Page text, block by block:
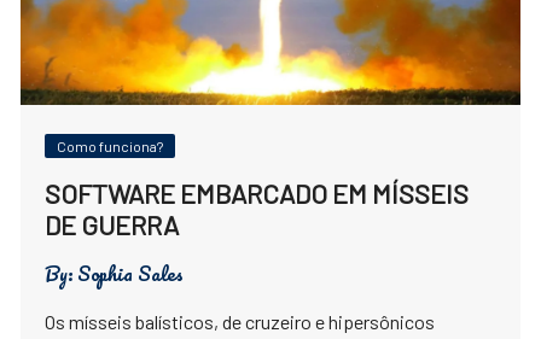
Como funciona?
SOFTWARE EMBARCADO EM MÍSSEIS
DE GUERRA
By:Sophia Sales
Os mísseis balísticos, de cruzeiro e hipersônicos